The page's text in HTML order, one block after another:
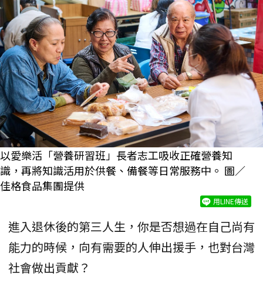
以愛樂活「營養研習班」長者志工吸收正確營養知
識，再將知識活用於供餐、備餐等日常服務中。 圖／
佳格食品集團提供
用LINE傳送
進入退休後的第三人生，你是否想過在自己尚有
能力的時候，向有需要的人伸出援手，也對台灣
社會做出貢獻？